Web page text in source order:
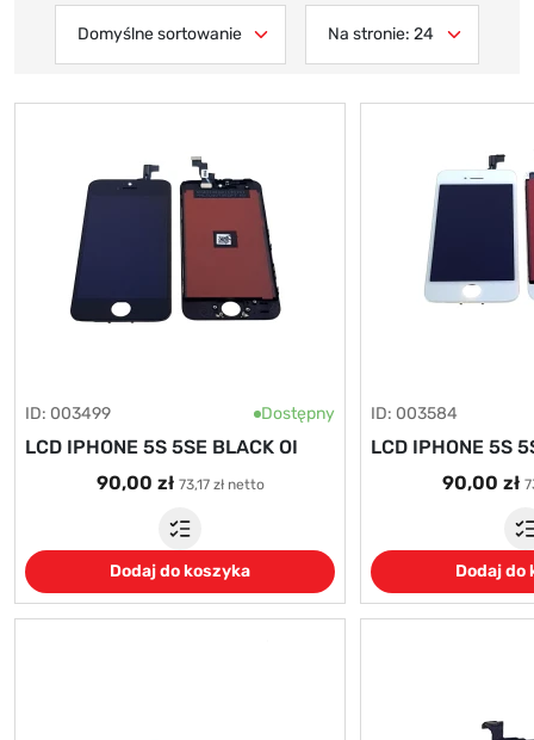
ID: 003499 Dostępny
LCD IPHONE 5S 5SE BLACK OI
90,00 zł 73,17 zł netto
Dodaj do koszyka
ID: 003584
LCD IPHONE 5S
90,00 zł
Dodaj do